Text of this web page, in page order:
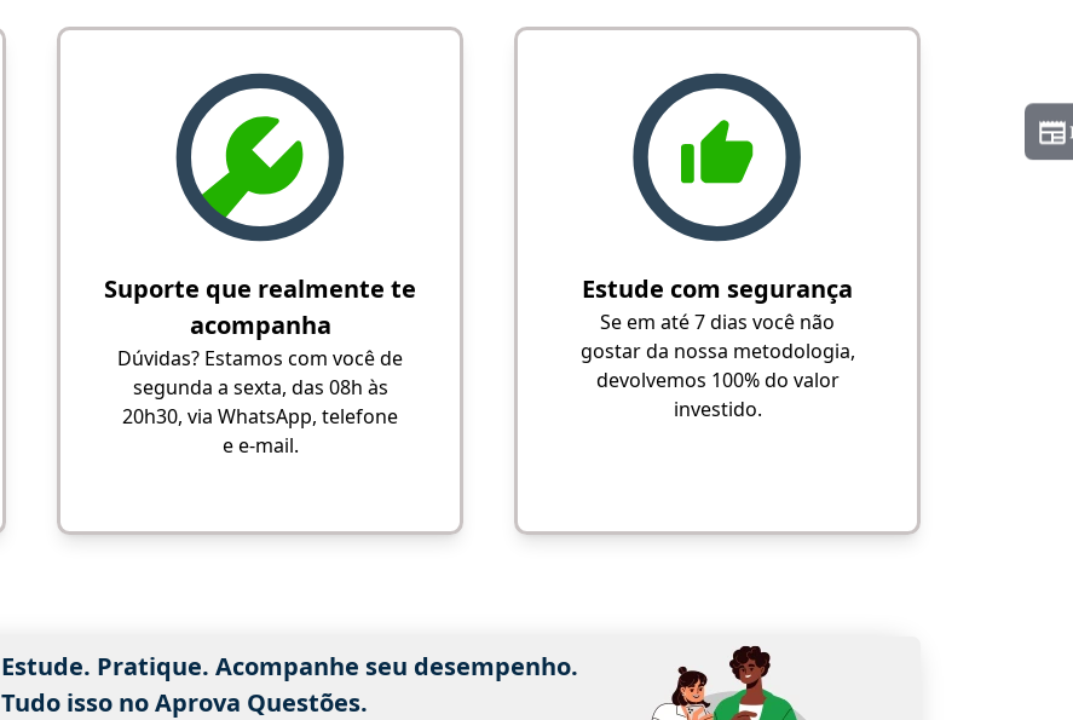
Suporte que realmente te
acompanha
Dúvidas? Estamos com você de
segunda a sexta, das 08h às
20h30, via WhatsApp, telefone
e e-mail.
Estude com segurança
Se em até 7 dias você não
gostar da nossa metodologia,
devolvemos 100% do valor
investido.
Estude. Pratique. Acompanhe seu desempenho.
Tudo isso no Aprova Questões.